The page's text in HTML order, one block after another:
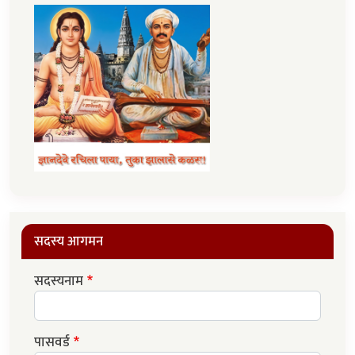
सदस्य आगमन
सदस्यनाम
पासवर्ड